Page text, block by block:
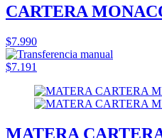
CARTERA
$7.990
$7.191
MATERA